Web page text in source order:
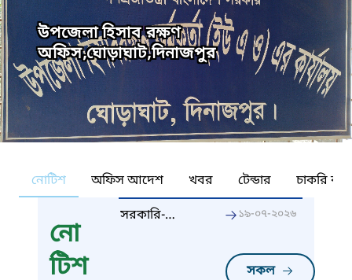
উপজেলা হিসাব রক্ষণ
অফিস,ঘোড়াঘাট,দিনাজপুর
নোটিশ অফিস আদেশ খবর টেন্ডার চাকরি
নো
টিশ
সকল
সরকারি-
১৯-০৭-২০২৬